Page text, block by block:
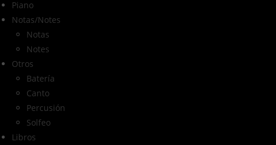
Piano
Notas/Notes
Notas
Notes
Otros
Batería
Canto
Percusión
Solfeo
Libros